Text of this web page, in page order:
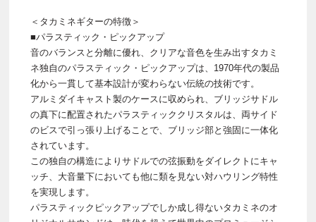
＜タカミネギターの特徴＞
■パラスティック・ピックアップ
音のバランスと分離に優れ、クリアな音色を生み出すタカミ
ネ独自のパラスティック・ピックアップは、1970年代の製品
化から一貫して基本設計が変わらない伝統の技術です。
アルミダイキャスト製のケースに収められ、ブリッジサドル
の真下に配置されたパラスティッククリスタルは、両サイド
のビスで引っ張り上げることで、ブリッジ部と強固に一体化
されています。
この独自の構造によりサドルでの弦振動をダイレクトにキャ
ッチ、大音量下においても他に類を見ない対ハウリング特性
を実現します。
パラスティックピックアップでしか成し得ないタカミネのオ